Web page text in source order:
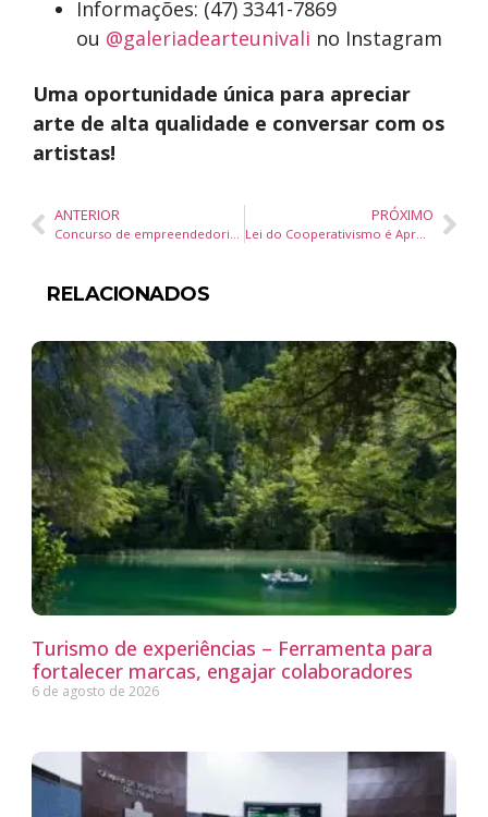
Informações: (47) 3341-7869
ou @galeriadearteunivali no Instagram
Uma oportunidade única para apreciar
arte de alta qualidade e conversar com os
artistas!
ANTERIOR
Concurso de empreendedorismo para estudantes do ensino médio oferece prêmio no Vale do Silício
PRÓXIMO
Lei do Cooperativismo é Aprovada em Balneário Camboriú – Um Marco para o Desenvolvimento Local
RELACIONADOS
Turismo de experiências – Ferramenta para
fortalecer marcas, engajar colaboradores
6 de agosto de 2026